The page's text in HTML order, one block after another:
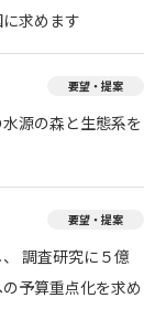
求めます
要望・提案
源の森と生態系を
要望・提案
調査研究に５億
予算重点化を求め